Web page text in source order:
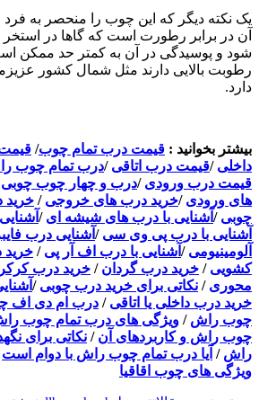
یک نکته دیگر که این چوب را منحصر به
آن در برابر رطورت است که گاها در استخر
شود و پوسیدگی در آن به کمتر حد ممکن
رطوبت بالایی دارند مثل شمال کشور
دارد.
بیشتر بخوانید : قیمت درب تمام چوب/
داخلی /قیمت درب اتاقی /درب تمام چوب
قیمت درب ورودی /درب و چهار چوب چوبی
های ورودی /خرید درب های خروجی / خرید
چوبی / آشنایی با درب های شیشه ای /
آشنایی با درب پی وی سی / آشنایی درب
آلومینیومی / آشنایی با درب اف آر پی / خرید
کشویی / خرید درب گردان / خرید درب
محوری / نکاتی برای خرید درب چوبی /
خرید درب داخلی یا اتاقی / درب ام دی اف
چوب راش / ویژگی های درب تمام چوب
چوب راش و کاربردهای آن / نکاتی برای
راش / آیا درب تمام چوب راش با دوام است
ویژگی های چوب اقاقیا